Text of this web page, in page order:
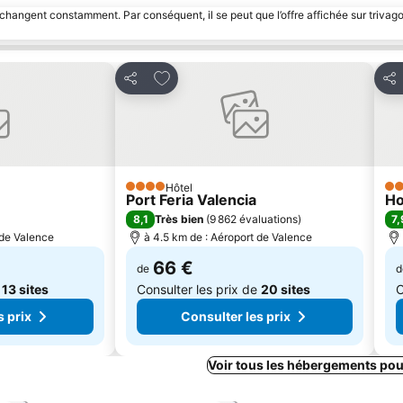
constamment. Par conséquent, il se peut que l’offre affichée sur
Valence
13 sites
prix
Partager
Ajouter à mes favoris
4 ÉtoilesHôtel
Port Feria Valencia
8,1 Très bien (9 862 évaluations)
à 4.5 km de : Aéroport de Valence
de 66 €
Consulter les prix de 20 sites
Consulter les prix
4
Voir tous les hébergements